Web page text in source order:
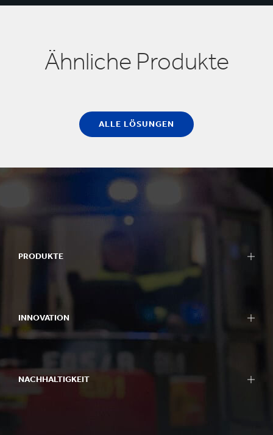
Ähnliche Produkte
ALLE LÖSUNGEN
PRODUKTE
INNOVATION
NACHHALTIGKEIT